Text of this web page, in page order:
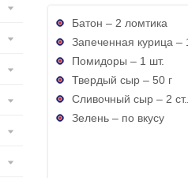
Батон – 2 ломтика
Запеченная курица –
Помидоры – 1 шт.
Твердый сыр – 50 г
Сливочный сыр – 2
Зелень – по вкусу